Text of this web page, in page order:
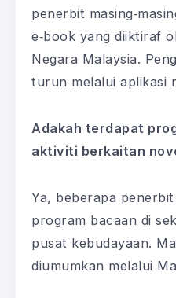
penerbit
e‑book yang diiktiraf
Negara Malaysia.
turun melalui aplikasi
Adakah terdapat
aktiviti berkaitan
Ya, beberapa
program bacaan di
pusat kebudayaan.
diumumkan melalui